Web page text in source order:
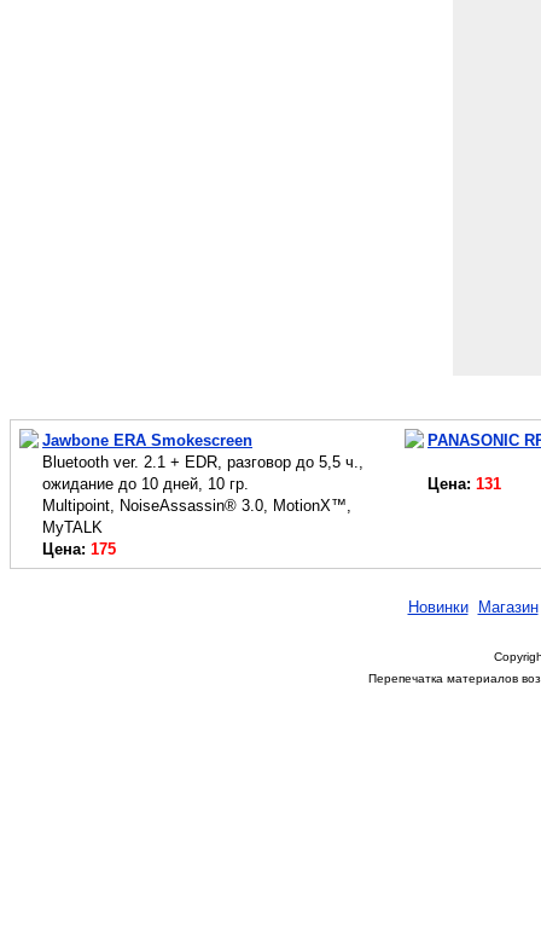
Jawbone ERA Smokescreen
Bluetooth ver. 2.1 + EDR, разговор до 5,5 ч.,
ожидание до 10 дней, 10 гр.
Multipoint, NoiseAssassin® 3.0, MotionX™,
MyTALK
Цена: 175
PANASONIC
Цена: 131
Новинки Магазин
Перепечатка материалов